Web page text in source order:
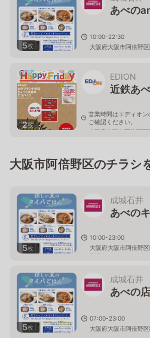
5枚
あべの
10:00-22:30
大阪府大阪市阿倍野
2枚
EDION
近鉄あ
営業時間はエディオ
ご確認ください。
大阪府大阪市阿倍野
大阪市阿倍野区のチラシ
5枚
成城石井
あべの
10:00-23:00
大阪府大阪市阿倍野
B1F
5枚
成城石井
あべの店
07:00-23:00
大阪府大阪市阿倍野